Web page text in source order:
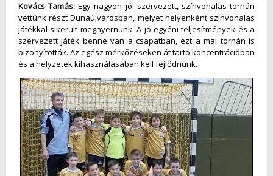
Kovács Tamás: Egy nagyon jól szervezett, színvonalas tornán
vettünk részt Dunaújvárosban, melyet helyenként színvonalas
játékkal sikerült megnyernünk. A jó egyéni teljesítmények és a
szervezett játék benne van a csapatban, ezt a mai tornán is
bizonyították. Az egész mérkőzéseken át tartó koncentrációban
és a helyzetek kihasználásában kell fejlődnünk.